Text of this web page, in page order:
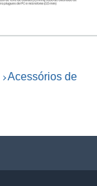
Acessórios de